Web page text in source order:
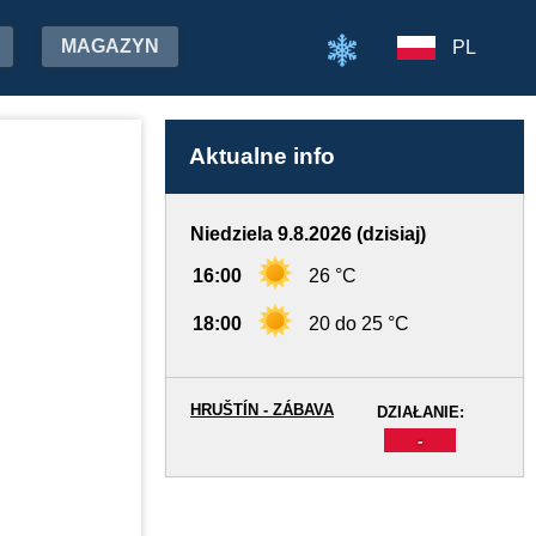
MAGAZYN PL
Aktualne info
Niedziela 9.8.2026 (dzisiaj)
16:00 26 °C
18:00 20 do 25 °C
DZIAŁANIE:
-
HRUŠTÍN - ZÁBAVA